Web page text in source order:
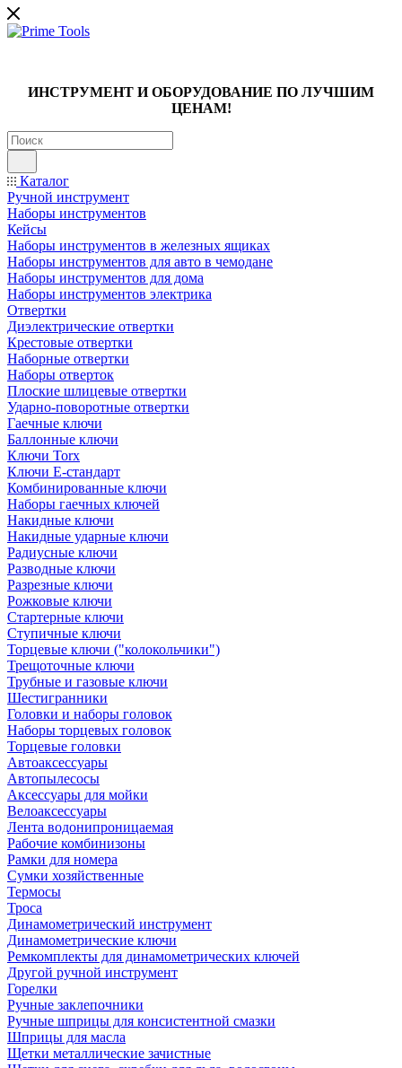
ИНСТРУМЕНТ И ОБОРУДОВАНИЕ ПО ЛУЧШИМ
ЦЕНАМ!
Каталог
Ручной инструмент
Наборы инструментов
Кейсы
Наборы инструментов в железных ящиках
Наборы инструментов для авто в чемодане
Наборы инструментов для дома
Наборы инструментов электрика
Отвертки
Диэлектрические отвертки
Крестовые отвертки
Наборные отвертки
Наборы отверток
Плоские шлицевые отвертки
Ударно-поворотные отвертки
Гаечные ключи
Баллонные ключи
Ключи Torx
Ключи Е-стандарт
Комбинированные ключи
Наборы гаечных ключей
Накидные ключи
Накидные ударные ключи
Радиусные ключи
Разводные ключи
Разрезные ключи
Рожковые ключи
Стартерные ключи
Ступичные ключи
Торцевые ключи ("колокольчики")
Трещоточные ключи
Трубные и газовые ключи
Шестигранники
Головки и наборы головок
Наборы торцевых головок
Торцевые головки
Автоаксессуары
Автопылесосы
Аксессуары для мойки
Велоаксессуары
Лента водонипроницаемая
Рабочие комбинизоны
Рамки для номера
Сумки хозяйственные
Термосы
Троса
Динамометрический инструмент
Динамометрические ключи
Ремкомплекты для динамометрических ключей
Другой ручной инструмент
Горелки
Ручные заклепочники
Ручные шприцы для консистентной смазки
Шприцы для масла
Щетки металлические зачистные